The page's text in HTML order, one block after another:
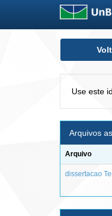
Use este
Arquivos
Arquivo
dissertacao